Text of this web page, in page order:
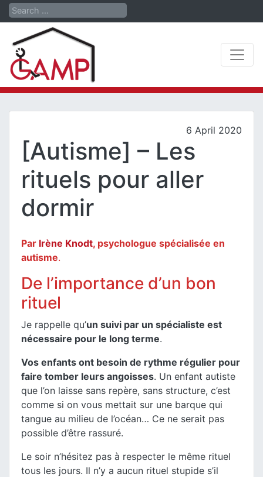
Search
6 April 2020
[Autisme] – Les
rituels pour aller
dormir
Par Irène Knodt, psychologue spécialisée en
autisme.
De l’importance d’un bon
rituel
Je rappelle qu’un suivi par un spécialiste est
nécessaire pour le long terme.
Vos enfants ont besoin de rythme régulier pour
faire tomber leurs angoisses. Un enfant autiste
que l’on laisse sans repère, sans structure, c’est
comme si on vous mettait sur une barque qui
tangue au milieu de l’océan… Ce ne serait pas
possible d’être rassuré.
Le soir n’hésitez pas à respecter le même rituel
tous les jours. Il n’y a aucun rituel stupide s’il